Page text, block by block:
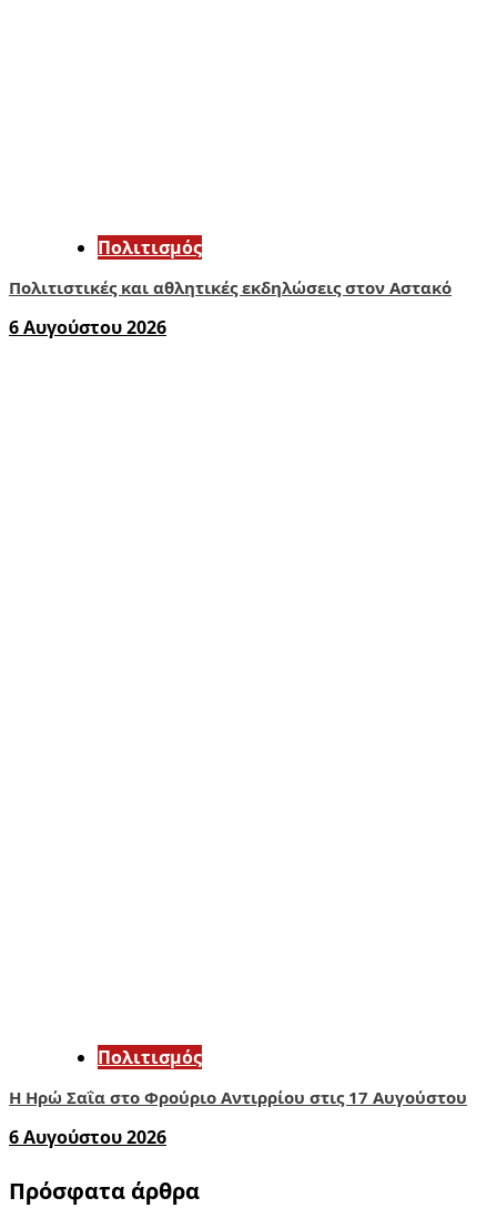
Πολιτισμός
Πολιτιστικές και αθλητικές εκδηλώσεις στον Αστακό
6 Αυγούστου 2026
Πολιτισμός
Η Ηρώ Σαΐα στο Φρούριο Αντιρρίου στις 17 Αυγούστου
6 Αυγούστου 2026
Πρόσφατα άρθρα